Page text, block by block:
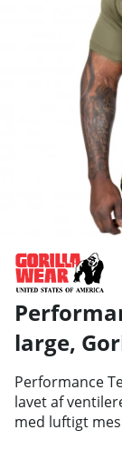
large,
Performance
lavet af
med luftigt